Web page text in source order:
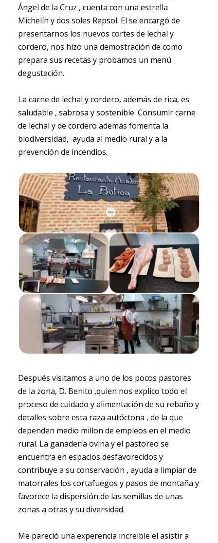
Ángel de la Cruz , cuenta con una estrella
Michelín y dos soles Repsol. El se encargó de
presentarnos los nuevos cortes de lechal y
cordero, nos hizo una demostración de como
prepara sus recetas y probamos un menú
degustación.
La carne de lechal y cordero, además de rica, es
saludable , sabrosa y sostenible. Consumir carne
de lechal y de cordero además fomenta la
biodiversidad, ayuda al medio rural y a la
prevención de incendios.
Después visitamos a uno de los pocos pastores
de la zona, D. Benito ,quien nos explico todo el
proceso de cuidado y alimentación de su rebaño y
detalles sobre esta raza autóctona , de la que
dependen medio millon de empleos en el medio
rural. La ganadería ovina y el pastoreo se
encuentra en espacios desfavorecidos y
contribuye a su conservación , ayuda a limpiar de
matorrales los cortafuegos y pasos de montaña y
favorece la dispersión de las semillas de unas
zonas a otras y su diversidad.
Me pareció una experencia increíble el asistir a